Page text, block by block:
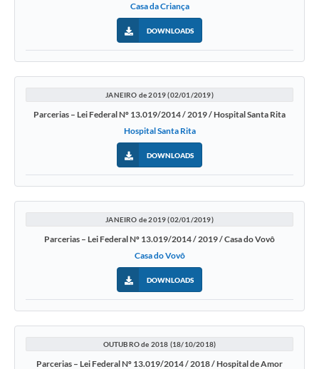
Casa da Criança
DOWNLOADS
JANEIRO de 2019 (02/01/2019)
Parcerias – Lei Federal Nº 13.019/2014 / 2019 / Hospital Santa Rita
Hospital Santa Rita
DOWNLOADS
JANEIRO de 2019 (02/01/2019)
Parcerias – Lei Federal Nº 13.019/2014 / 2019 / Casa do Vovô
Casa do Vovô
DOWNLOADS
OUTUBRO de 2018 (18/10/2018)
Parcerias – Lei Federal Nº 13.019/2014 / 2018 / Hospital de Amor